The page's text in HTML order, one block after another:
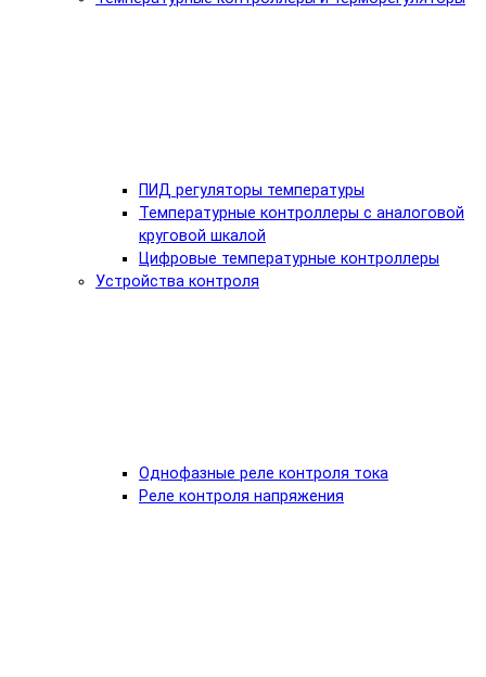
ПИД регуляторы температуры
Температурные контроллеры с аналоговой
круговой шкалой
Цифровые температурные контроллеры
Устройства контроля
Однофазные реле контроля тока
Реле контроля напряжения